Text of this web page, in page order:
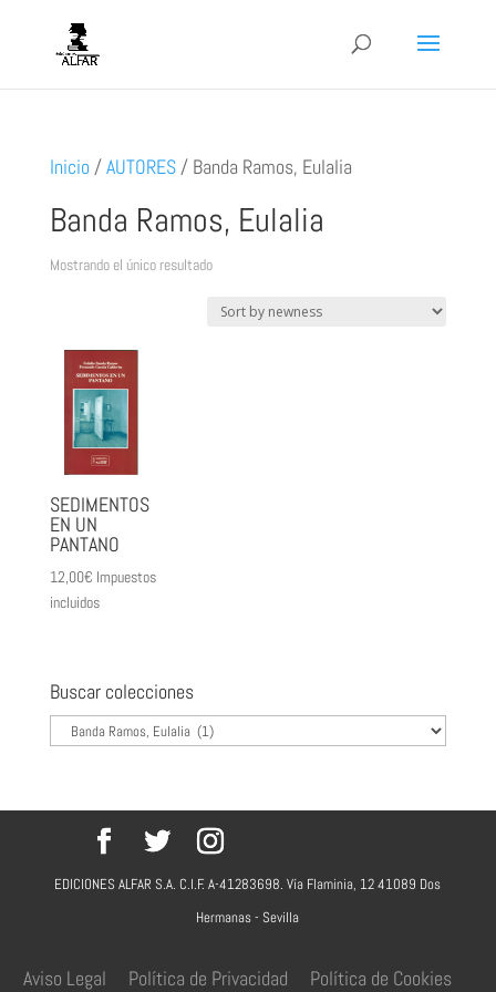
Inicio /AUTORES/ Banda Ramos, Eulalia
Banda Ramos, Eulalia
Mostrando el único resultado
SEDIMENTOS
EN UN
PANTANO
12,00€ Impuestos
incluidos
Buscar colecciones
EDICIONES ALFAR S.A. C.I.F. A-41283698. Vía Flaminia, 12 41089 Dos
Hermanas - Sevilla
Aviso Legal Política de Privacidad Política de Cookies